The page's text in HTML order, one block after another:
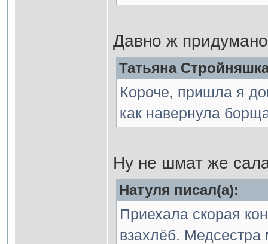
Давно ж
Татьяна
Короче, пришла я
как навернула
Ну не шмат же
Натуля писал(а):
Приехала скорая
взахлёб. Медсестра